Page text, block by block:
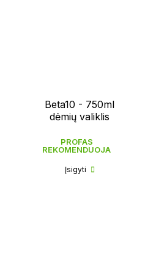
Beta10 - 750ml
dėmių valiklis
PROFAS
REKOMENDUOJA
Įsigyti